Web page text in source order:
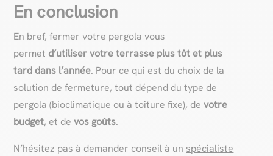
En conclusion
En bref, fermer votre pergola vous
permet d’utiliser votre terrasse plus tôt et plus
tard dans l’année. Pour ce qui est du choix de la
solution de fermeture, tout dépend du type de
pergola (bioclimatique ou à toiture fixe), devotre
budget, et devos goûts.
N’hésitez pas à demander conseil à unspécialiste